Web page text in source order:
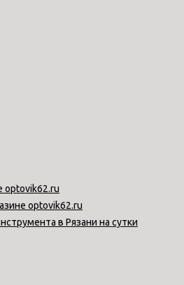
optovik62.ru
optovik62.ru
в Рязани на сутки